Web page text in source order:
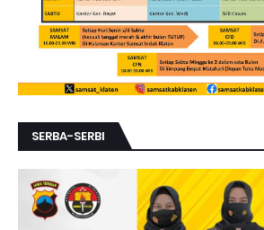
SERBA-SERBI